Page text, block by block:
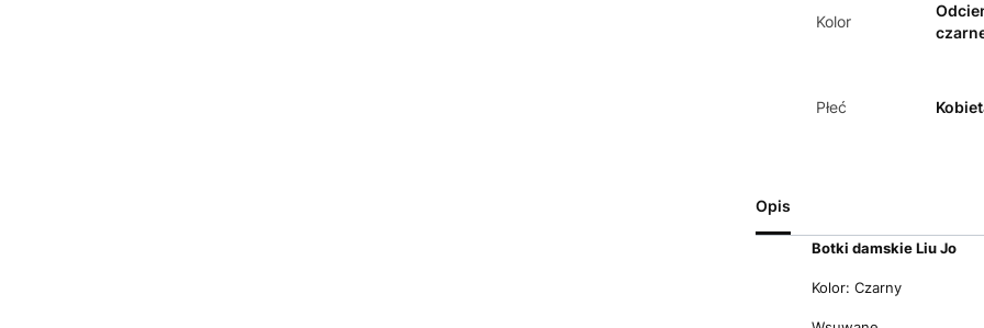
Kolor
Płeć
Opis
Botki damskie Liu Jo
Kolor: Czarny